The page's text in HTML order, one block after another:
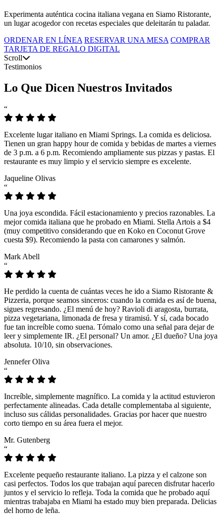
Experimenta auténtica cocina italiana vegana en Siamo Ristorante,
un lugar acogedor con recetas especiales que deleitarán tu paladar.
ORDENAR EN LÍNEA RESERVAR UNA MESA COMPRAR
TARJETA DE REGALO DIGITAL
Scroll
Testimonios
Lo Que Dicen Nuestros Invitados
“
Excelente lugar italiano en Miami Springs. La comida es deliciosa.
Tienen un gran happy hour de comida y bebidas de martes a viernes
de 3 p.m. a 6 p.m. Recomiendo ampliamente sus pizzas y pastas. El
restaurante es muy limpio y el servicio siempre es excelente.
Jaqueline Olivas
“
Una joya escondida. Fácil estacionamiento y precios razonables. La
mejor comida italiana que he probado en Miami. Stella Artois a $4
(muy competitivo considerando que en Koko en Coconut Grove
cuesta $9). Recomiendo la pasta con camarones y salmón.
Mark Abell
“
He perdido la cuenta de cuántas veces he ido a Siamo Ristorante &
Pizzeria, porque seamos sinceros: cuando la comida es así de buena,
sigues regresando. ¿El menú de hoy? Ravioli di aragosta, burrata,
pizza vegetariana, limonada de fresa y tiramisú. Y sí, cada bocado
fue tan increíble como suena. Tómalo como una señal para dejar de
leer y simplemente IR. ¿El personal? Un amor. ¿El dueño? Una joya
absoluta. 10/10, sin observaciones.
Jennefer Oliva
“
Increíble, simplemente magnífico. La comida y la actitud estuvieron
perfectamente alineadas. Cada detalle complementaba al siguiente,
incluso sus cálidas personalidades. Gracias por hacer que nuestro
corto tiempo en su área fuera el mejor.
Mr. Gutenberg
“
Excelente pequeño restaurante italiano. La pizza y el calzone son
casi perfectos. Todos los que trabajan aquí parecen disfrutar hacerlo
juntos y el servicio lo refleja. Toda la comida que he probado aquí
mientras trabajaba en Miami ha estado muy bien preparada. Delicias
del horno de leña.